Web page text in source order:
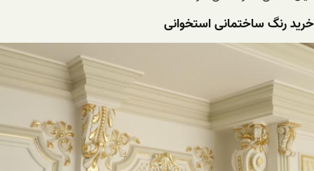
خرید رنگ ساختمانی استخوانی